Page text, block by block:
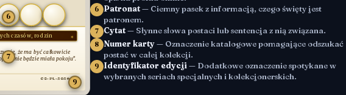
czasów, rodzin
że ma być całkowicie
nie będzie miała pokoju”.
CS-PL-2026-001
6
7
9
6 Patronat— Ciemny pasek z informacją, czego święty jest
patronem.
7 Cytat— Słynne słowa postaci lub sentencja z nią związana.
8 Numer karty— Oznaczenie katalogowe pomagające odszukać
postać w całej kolekcji.
9 Identyfikator edycji — Dodatkowe oznaczenie spotykane w
wybranych seriach specjalnych i kolekcjonerskich.